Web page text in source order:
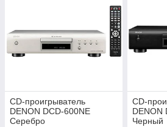
CD-проигрыватель
DENON DCD-600NE
Серебро
CD-
DENON
Черный